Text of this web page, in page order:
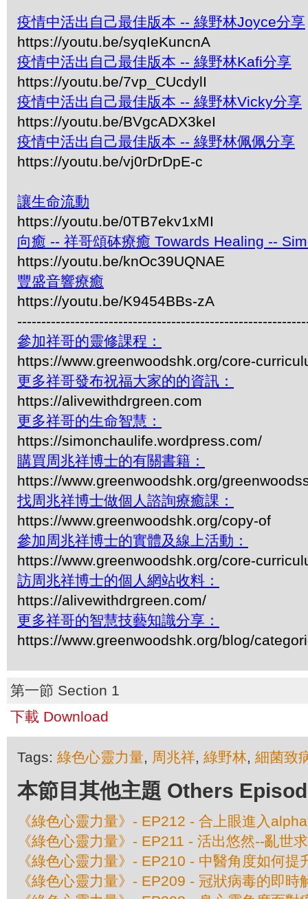
疫情中活出自己最佳版本 -- 綠野林Joyce分享
https://youtu.be/syqIeKuncnA
疫情中活出自己最佳版本 -- 綠野林Kafi分享
https://youtu.be/7vp_CUcdylI
疫情中活出自己最佳版本 -- 綠野林Vicky分享
https://youtu.be/BVgcADX3keI
疫情中活出自己最佳版本 -- 綠野林佩佩分享
https://youtu.be/vj0rDrDpE-c
讓生命流動
https://youtu.be/0TB7ekv1xMI
向癒 -- 祥哥頌砵療癒 Towards Healing --
https://youtu.be/knOc39UQNAE
豐盛音響療癒
https://youtu.be/K9454BBs-zA
參加祥哥的靈修課程：
https://www.greenwoodshk.org/core-
更多祥哥發布祝福大家的的資訊：
https://alivewithdrgreen.com
更多祥哥的生命智慧：
https://simonchaulife.wordpress.com/
購買周兆祥博士的有關書籍：
https://www.greenwoodshk.org/
找周兆祥博士做個人諮詢療癒課：
https://www.greenwoodshk.org/copy-of
參加周兆祥博士的實體及線上活動：
https://www.greenwoodshk.org/core-
訪周兆祥博士的個人網站收料：
https://alivewithdrgreen.com/
更多祥哥的智慧技藝知識分享：
https://www.greenwoodshk.org/blog/
第一節 Section 1
下載 Download
Tags: 綠色心靈力量, 周兆祥, 綠野林, 細菌致
本節目其他主題 Others
《綠色心靈力量》- EP212 - 合上眼進入
《綠色心靈力量》- EP211 - 活出悠然--亂世
《綠色心靈力量》- EP210 - 中醫角度如何提
《綠色心靈力量》- EP209 - 冠狀病毒的即時